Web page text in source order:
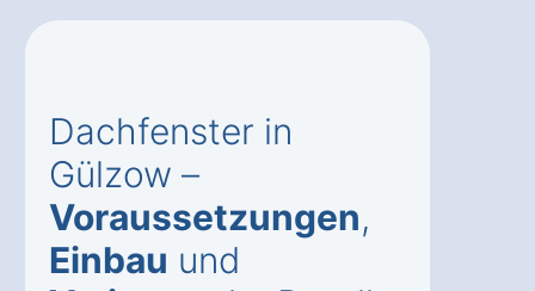
Dachfenster in
Gülzow –
Voraussetzungen,
Einbau und